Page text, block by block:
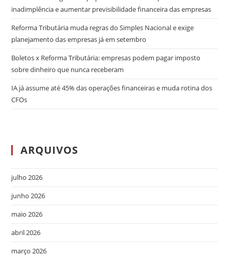
inadimplência e aumentar previsibilidade financeira das empresas
Reforma Tributária muda regras do Simples Nacional e exige
planejamento das empresas já em setembro
Boletos x Reforma Tributária: empresas podem pagar imposto
sobre dinheiro que nunca receberam
IA já assume até 45% das operações financeiras e muda rotina dos
CFOs
ARQUIVOS
julho 2026
junho 2026
maio 2026
abril 2026
março 2026